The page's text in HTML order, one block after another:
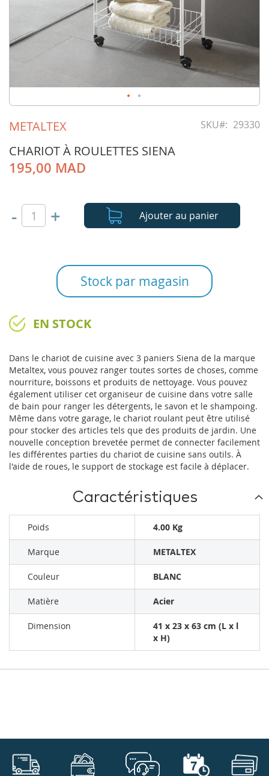
METALTEX SKU 29330
CHARIOT À ROULETTES SIENA
195,00 MAD
- + Ajouter au panier
Stock par magasin
EN STOCK
Dans le chariot de cuisine avec 3 paniers Siena de la marque
Metaltex, vous pouvez ranger toutes sortes de choses, comme
nourriture, boissons et produits de nettoyage. Vous pouvez
également utiliser cet organiseur de cuisine dans votre salle
de bain pour ranger les détergents, le savon et le shampoing.
Même dans votre garage, le chariot roulant peut être utilisé
pour stocker des articles tels que des produits de jardin. Une
nouvelle conception brevetée permet de connecter facilement
les différentes parties du chariot de cuisine sans outils. À
l'aide de roues, le support de stockage est facile à déplacer.
to
beginning
of
the
Caractéristiques
Poids 4.00 Kg
Marque METALTEX
Couleur BLANC
Matière Acier
Dimension
41 x 23 x 63 cm (L x l
x H)